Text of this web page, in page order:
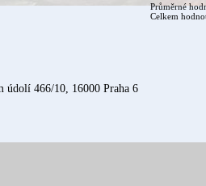
Průměrné
Celkem
údolí 466/10, 16000 Praha 6